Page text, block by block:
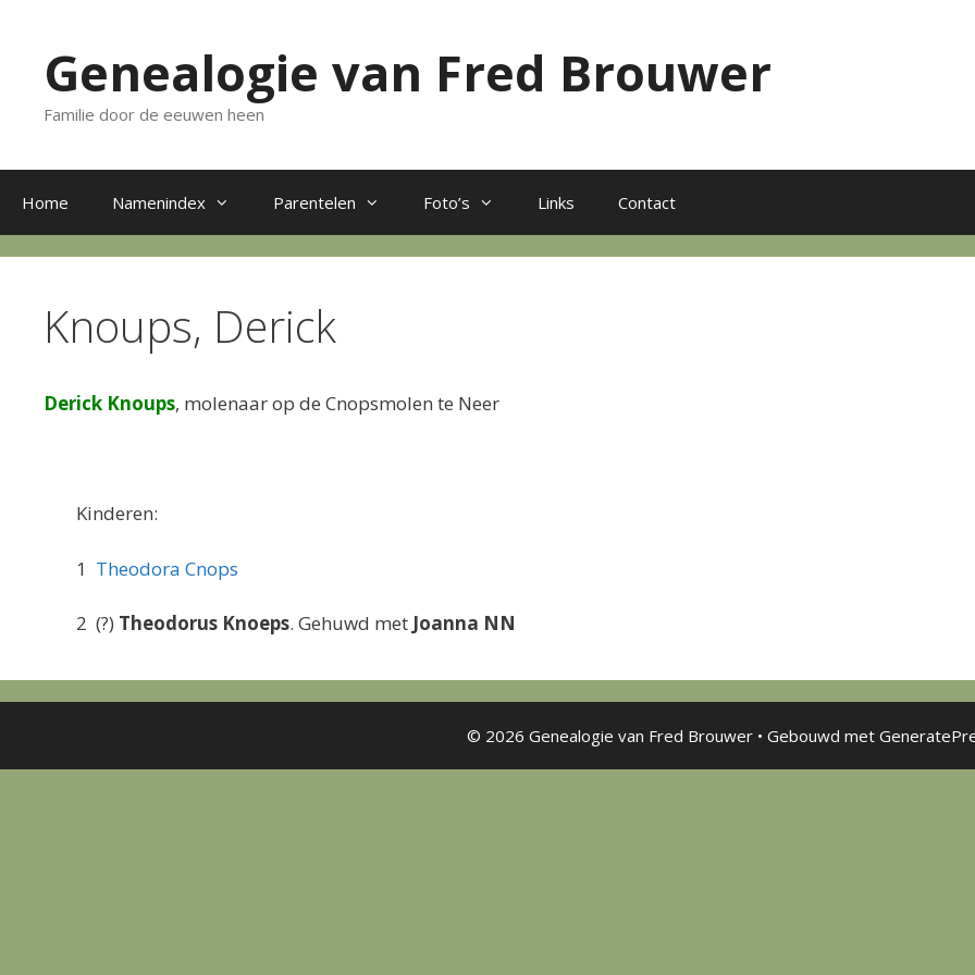
inhoudGenealogie van Fred Brouwer
Familie door de eeuwen heen
Home Namenindex Parentelen Foto’s Links Contact
Knoups, Derick
Derick Knoups, molenaar op de Cnopsmolen te Neer
Kinderen:
1 Theodora Cnops
2 (?) Theodorus Knoeps. Gehuwd met Joanna NN
© 2026 Genealogie van Fred Brouwer • Gebouwd met